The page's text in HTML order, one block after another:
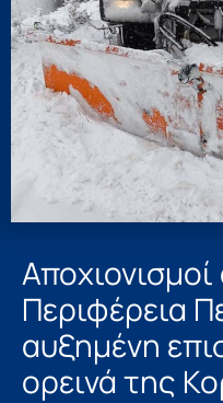
Περιφέρεια
αυξημένη
ορεινά της